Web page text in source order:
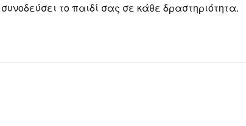
το παιδί σας σε κάθε δραστηριότητα.